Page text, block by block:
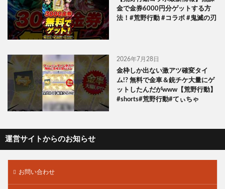
金で金券6000円分ゲットする方
法！#荒野行動 #コラボ #鬼滅の刃
2026年7月28日
金枠しか出ない激アツ確変タイ
ム!? 無料で金車＆銃チケ大量にゲ
ットしたんだがwww【荒野行動】
#shorts#荒野行動#てぃちゃ
運営サイトからのお知らせ
お問い合わせ